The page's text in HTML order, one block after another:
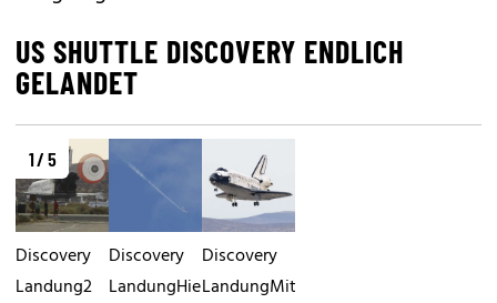
US SHUTTLE DISCOVERY ENDLICH
GELANDET
1 / 5
Discovery
Landung2
Discovery
LandungHier
Discovery
LandungMit